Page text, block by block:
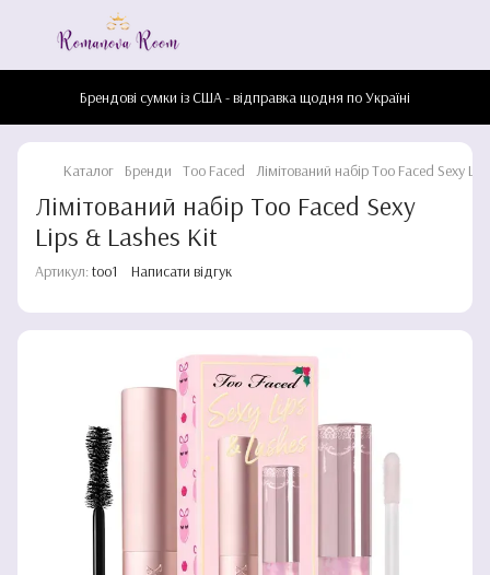
Брендові сумки із США - відправка щодня по Україні
Каталог Бренди Too Faced Лімітований набір Too Faced Sexy
Лімітований набір Too Faced Sexy
Lips & Lashes Kit
Артикул: too1 Написати відгук